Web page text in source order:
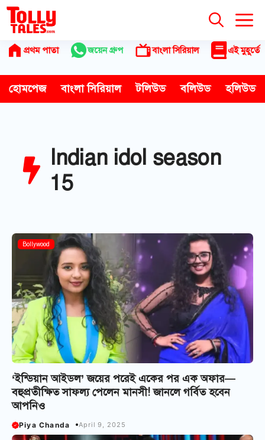
Skip
content
প্রথম পাতা জয়েন গ্রুপ বাংলা সিরিয়াল এই মুহূর্তে
হোমপেজ বাংলা সিরিয়াল টলিউড বলিউড হলিউড
Indian idol season
15
Bollywood
‘ইন্ডিয়ান আইডল’ জয়ের পরেই একের পর এক অফার—
বহুপ্রতীক্ষিত সাফল্য পেলেন মানসী! জানলে গর্বিত হবেন
আপনিও
Piya Chanda April 9, 2025